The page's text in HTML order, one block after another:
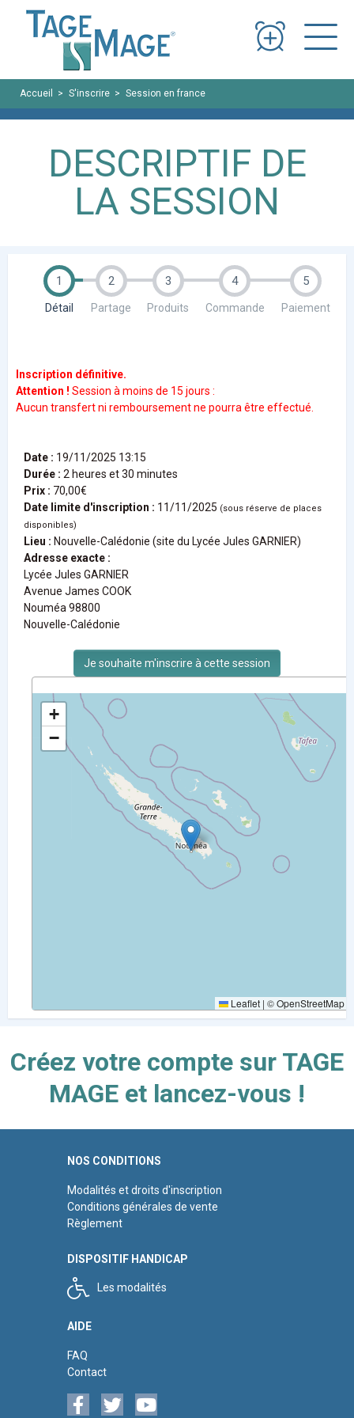
Accueil S'inscrire Session en france
DESCRIPTIF DE
LA SESSION
1
Détail
2
Partage
3
Produits
4
Commande
5
Paiement
nscription définitive.
Attention ! Session à moins de 15 jours :
Aucun transfert ni remboursement ne pourra être effectué.
Date : 19/11/2025 13:15
Durée : 2 heures et 30 minutes
Prix : 70,00€
Date limite d'inscription : 11/11/2025 (sous réserve de places
disponibles)
Lieu : Nouvelle-Calédonie (site du Lycée Jules GARNIER)
Adresse exacte :
Lycée Jules GARNIER
Avenue James COOK
Nouméa 98800
Nouvelle-Calédonie
+
−
Leaflet | ©OpenStreetMap
Créez votre compte sur TAGE
MAGE et lancez-vous !
NOS CONDITIONS
Modalités et droits d'inscription
Conditions générales de vente
Règlement
DISPOSITIF HANDICAP
Les modalités
AIDE
FAQ
Contact
Panneau de gestion des cookies